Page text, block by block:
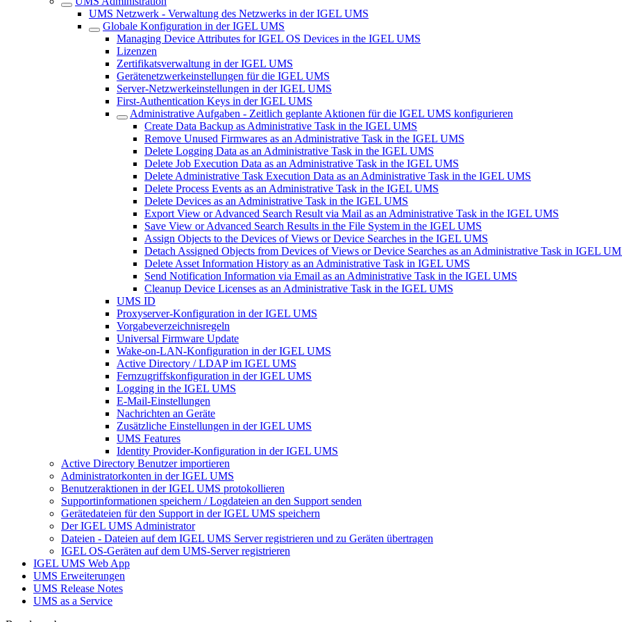
UMS Netzwerk - Verwaltung des Netzwerks in der IGEL UMS
Globale Konfiguration in der IGEL UMS
Managing Device Attributes for IGEL OS Devices in the IGEL UMS
Lizenzen
Zertifikatsverwaltung in der IGEL UMS
Gerätenetzwerkeinstellungen für die IGEL UMS
Server-Netzwerkeinstellungen in der IGEL UMS
First-Authentication Keys in der IGEL UMS
Administrative Aufgaben - Zeitlich geplante Aktionen für die IGEL UMS konfigurieren
Create Data Backup as Administrative Task in the IGEL UMS
Remove Unused Firmwares as an Administrative Task in the IGEL UMS
Delete Logging Data as an Administrative Task in the IGEL UMS
Delete Job Execution Data as an Administrative Task in the IGEL UMS
Delete Administrative Task Execution Data as an Administrative Task in the IGEL UMS
Delete Process Events as an Administrative Task in the IGEL UMS
Delete Devices as an Administrative Task in the IGEL UMS
Export View or Advanced Search Result via Mail as an Administrative Task in the IGEL UMS
Save View or Advanced Search Results in the File System in the IGEL UMS
Assign Objects to the Devices of Views or Device Searches in the IGEL UMS
Detach Assigned Objects from Devices of Views or Device Searches as an Administrative Task in IGEL
Delete Asset Information History as an Administrative Task in IGEL UMS
Send Notification Information via Email as an Administrative Task in the IGEL UMS
Cleanup Device Licenses as an Administrative Task in the IGEL UMS
UMS ID
Proxyserver-Konfiguration in der IGEL UMS
Vorgabeverzeichnisregeln
Universal Firmware Update
Wake-on-LAN-Konfiguration in der IGEL UMS
Active Directory / LDAP im IGEL UMS
Fernzugriffskonfiguration in der IGEL UMS
Logging in the IGEL UMS
E-Mail-Einstellungen
Nachrichten an Geräte
Zusätzliche Einstellungen in der IGEL UMS
UMS Features
Identity Provider-Konfiguration in der IGEL UMS
Active Directory Benutzer importieren
Administratorkonten in der IGEL UMS
Benutzeraktionen in der IGEL UMS protokollieren
Supportinformationen speichern / Logdateien an den Support senden
Gerätedateien für den Support in der IGEL UMS speichern
Der IGEL UMS Administrator
Dateien - Dateien auf dem IGEL UMS Server registrieren und zu Geräten übertragen
IGEL OS-Geräten auf dem UMS-Server registrieren
IGEL UMS Web App
UMS Erweiterungen
UMS Release Notes
UMS as a Service